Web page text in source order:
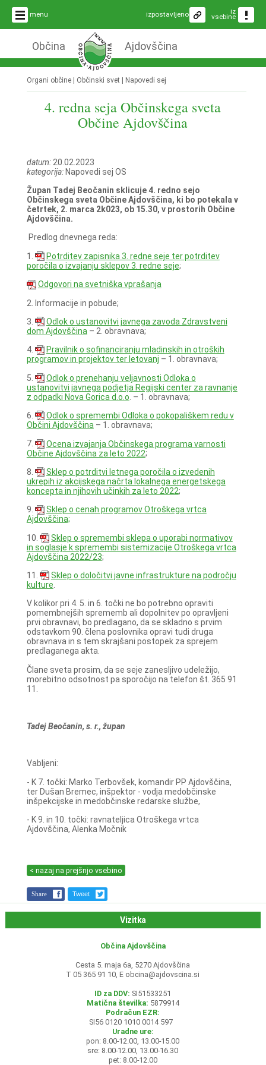
menu iz
vsebine
izpostavljeno
Občina Ajdovščina
Organi občine | Občinski svet | Napovedi sej
4. redna seja Občinskega sveta
Občine Ajdovščina
datum:20.02.2023
kategorija:Napovedi sej OS
Župan Tadej Beočanin sklicuje 4. redno sejo
Občinskega sveta Občine Ajdovščina, ki bo potekala v
četrtek, 2. marca 2k023, ob 15.30, v prostorih Občine
Ajdovščina.
Predlog dnevnega reda:
1.
Potrditev zapisnika 3. redne seje ter potrditev
poročila o izvajanju sklepov 3. redne seje;
Odgovori na svetniška vprašanja
2. Informacije in pobude;
3.
Odlok o ustanovitvi javnega zavoda Zdravstveni
dom Ajdovščina – 2. obravnava;
4.
Pravilnik o sofinanciranju mladinskih in otroških
programov in projektov ter letovanj – 1. obravnava;
5.
Odlok o prenehanju veljavnosti Odloka o
ustanovitvi javnega podjetja Regijski center za ravnanje
z odpadki Nova Gorica d.o.o . – 1. obravnava;
6.
Odlok o spremembi Odloka o pokopališkem redu v
Občini Ajdovščina – 1. obravnava;
7.
Ocena izvajanja Občinskega programa varnosti
Občine Ajdovščina za leto 2022;
8.
Sklep o potrditvi letnega poročila o izvedenih
ukrepih iz akcijskega načrta lokalnega energetskega
koncepta in njihovih učinkih za leto 2022;
9.
Sklep o cenah programov Otroškega vrtca
Ajdovščina;
10.
Sklep o spremembi sklepa o uporabi normativov
in soglasje k spremembi sistemizacije Otroškega vrtca
Ajdovščina 2022/23;
11.
Sklep o določitvi javne infrastrukture na področju
kulture
V kolikor pri 4. 5. in 6. točki ne bo potrebno opraviti
pomembnejših sprememb ali dopolnitev po opravljeni
prvi obravnavi, bo predlagano, da se skladno s prvim
odstavkom 90. člena poslovnika opravi tudi druga
obravnava in s tem skrajšani postopek za sprejem
predlaganega akta.
Člane sveta prosim, da se seje zanesljivo udeležijo,
morebitno odsotnost pa sporočijo na telefon št. 365 91
11.
Tadej Beočanin, s. r., župan
Vabljeni:
- K 7. točki: Marko Terbovšek, komandir PP Ajdovščina,
ter Dušan Bremec, inšpektor - vodja medobčinske
inšpekcijske in medobčinske redarske službe,
- K 9. in 10. točki: ravnateljica Otroškega vrtca
Ajdovščina, Alenka Močnik
< nazaj na prejšnjo vsebino
Share Tweet
Vizitka
Občina Ajdovščina
Cesta 5. maja 6a, 5270 Ajdovščina
T 05 365 91 10, E obcina@ajdovscina.si
ID za DDV: SI51533251
Matična številka: 5879914
Podračun EZR:
SI56 0120 1010 0014 597
Uradne ure:
pon: 8.00-12.00, 13.00-15.00
sre: 8.00-12.00, 13.00-16.30
pet: 8.00-12.00